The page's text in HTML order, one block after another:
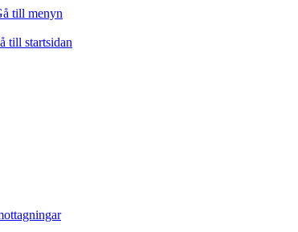
till menyn
till startsidan